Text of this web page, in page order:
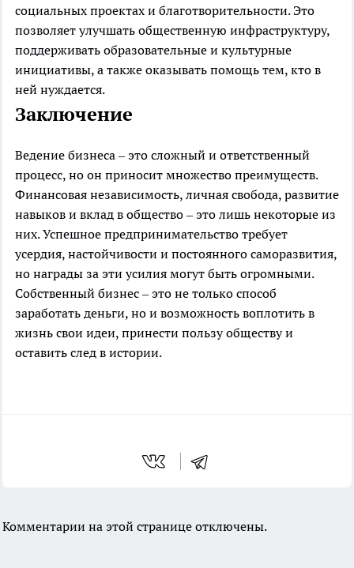
социальных проектах и благотворительности. Это
позволяет улучшать общественную инфраструктуру,
поддерживать образовательные и культурные
инициативы, а также оказывать помощь тем, кто в
ней нуждается.
Заключение
Ведение бизнеса – это сложный и ответственный
процесс, но он приносит множество преимуществ.
Финансовая независимость, личная свобода, развитие
навыков и вклад в общество – это лишь некоторые из
них. Успешное предпринимательство требует
усердия, настойчивости и постоянного саморазвития,
но награды за эти усилия могут быть огромными.
Собственный бизнес – это не только способ
заработать деньги, но и возможность воплотить в
жизнь свои идеи, принести пользу обществу и
оставить след в истории.
Комментарии на этой странице отключены.